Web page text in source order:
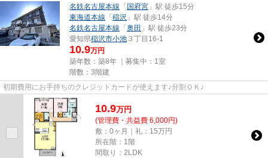
名鉄名古屋本線 「 国府宮 」駅 徒歩15分
東海道本線 「 稲沢 」駅 徒歩14分
名鉄名古屋本線 「 奥田 」駅 徒歩23分
愛知県稲沢市小池 ３丁目16-1
10.9万円
築年数：築8年 ｜募集中： 1室
階数：3階建
初期費用にお手持ちのクレジットカードが使えます♪分割ＯＫ♪
10.9万円
(管理費・共益費 6,000円)
敷：0ヶ月｜礼：15万円
所在階：1階
間取り：2LDK